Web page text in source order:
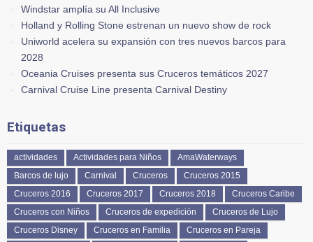
Windstar amplía su All Inclusive
Holland y Rolling Stone estrenan un nuevo show de rock
Uniworld acelera su expansión con tres nuevos barcos para
2028
Oceania Cruises presenta sus Cruceros temáticos 2027
Carnival Cruise Line presenta Carnival Destiny
Etiquetas
actividades Actividades para Niños
AmaWaterways
Barcos de lujo
Carnival Cruceros
Cruceros 2015
Cruceros 2016
Cruceros 2017 Cruceros 2018
Cruceros Caribe
Cruceros con Niños
Cruceros de expedición
Cruceros de Lujo
Cruceros Disney
Cruceros en Familia
Cruceros en Pareja